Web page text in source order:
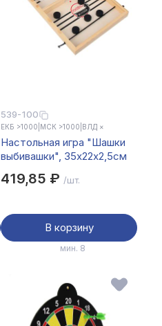
539-100
ЕКБ >1000 МСК >1000 ВЛД ×
Настольная игра "Шашки
выбивашки", 35х22х2,5см
419,85 ₽ /шт.
В корзину
мин. 8